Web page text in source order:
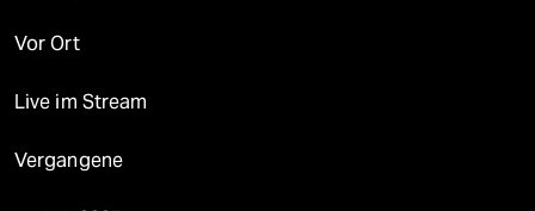
Vor Ort
Live im Stream
Vergangene